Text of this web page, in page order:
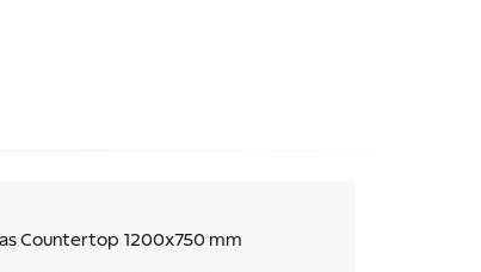
Countertop 1200x750 mm